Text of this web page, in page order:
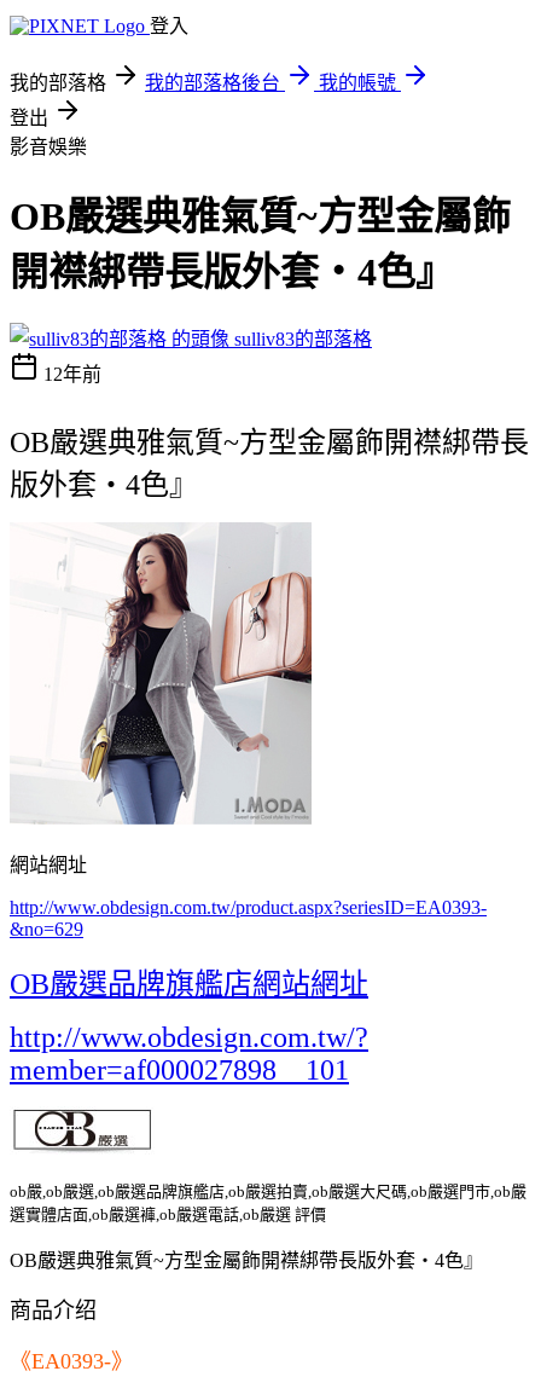
登入
我的部落格 我的部落格後台
我的帳號
登出
影音娛樂
OB嚴選典雅氣質~方型金屬飾
開襟綁帶長版外套‧4色』
sulliv83的部落格
12年前
OB嚴選典雅氣質~方型金屬飾開襟綁帶長
版外套‧4色』
網站網址
http://www.obdesign.com.tw/product.aspx?seriesID=EA0393-
&no=629
OB嚴選品牌旗艦店網站網址
http://www.obdesign.com.tw/?
member=af000027898__101
ob嚴,ob嚴選,ob嚴選品牌旗艦店,ob嚴選拍賣,ob嚴選大尺碼,ob嚴選門市,ob嚴
選實體店面,ob嚴選褲,ob嚴選電話,ob嚴選 評價
OB嚴選典雅氣質~方型金屬飾開襟綁帶長版外套‧4色』
商品介绍
《EA0393-》